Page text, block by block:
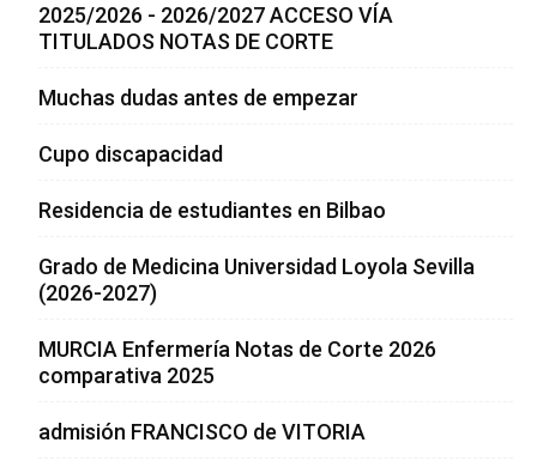
2025/2026 - 2026/2027 ACCESO VÍA
TITULADOS NOTAS DE CORTE
Muchas dudas antes de empezar
Cupo discapacidad
Residencia de estudiantes en Bilbao
Grado de Medicina Universidad Loyola Sevilla
(2026-2027)
MURCIA Enfermería Notas de Corte 2026
comparativa 2025
admisión FRANCISCO de VITORIA